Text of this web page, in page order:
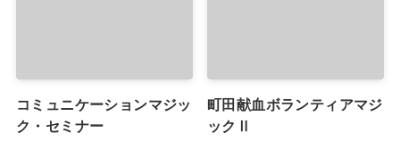
コミュニケーションマジッ
ク・セミナー
町田献血ボランティアマジ
ックⅡ